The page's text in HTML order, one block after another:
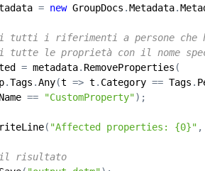
= new GroupDocs .Metadata.
tutti i riferimenti a persone che
tutte le proprietà con il nome
= metadata. RemoveProperties
p.Tags .Any(t => t . Category == Tags .
Name == "CustomProperty"
( "Affected properties: {0}" ,
risultato